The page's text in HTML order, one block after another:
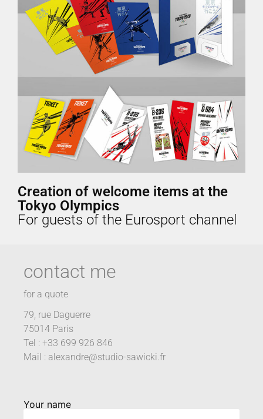
Creation of welcome items at the
Tokyo Olympics
For guests of the Eurosport channel
contact me
for a quote
79, rue Daguerre
75014 Paris
Tel : +33 699 926 846
Mail : alexandre@studio-sawicki.fr
Your name